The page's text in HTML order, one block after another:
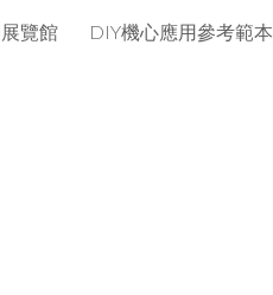
覽館 DIY機心應用參考範本